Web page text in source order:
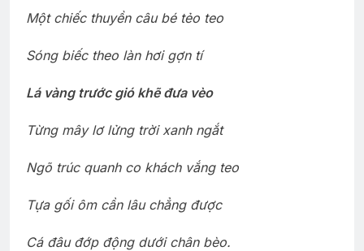
Một chiếc thuyền câu bé tẻo teo
Sóng biếc theo làn hơi gợn tí
Lá vàng trước gió khẽ đưa vèo
Từng mây lơ lửng trời xanh ngắt
Ngõ trúc quanh co khách vắng teo
Tựa gối ôm cần lâu chẳng được
Cá đâu đớp động dưới chân bèo.